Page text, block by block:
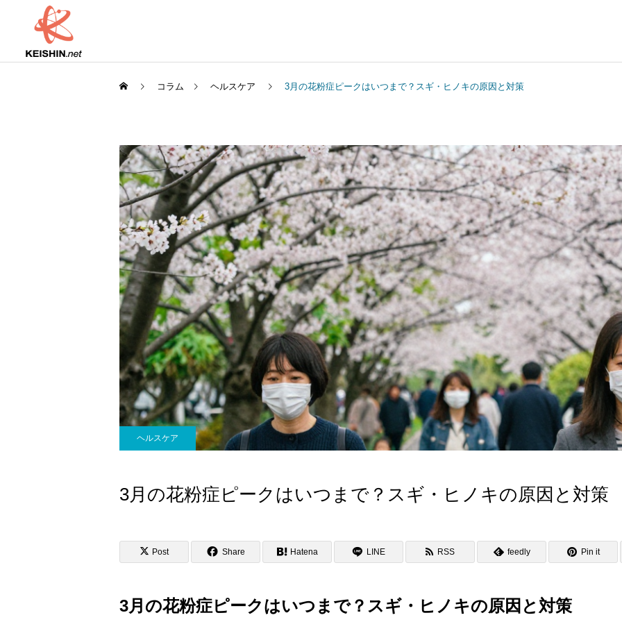
コラム ヘルスケア 3月の花粉症ピークはいつまで？スギ・ヒノキの原因と対策
ヘルスケア
3月の花粉症ピークはいつまで？スギ・ヒノキの原因と対策
Post Share Hatena LINE RSS feedly Pin it
3月の花粉症ピークはいつまで？スギ・ヒノキの原因と対策